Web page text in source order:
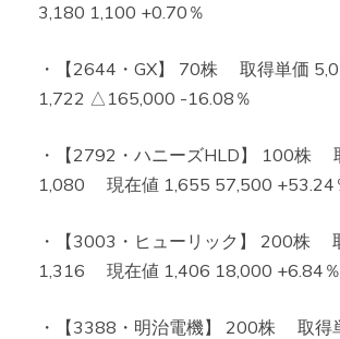
3,180 1,100 +0.70％
・【2644・GX】 70株 取得単価
1,722 △165,000 -16.08％
・【2792・ハニーズHLD】 100株
1,080 現在値 1,655 57,500 +53.24
・【3003・ヒューリック】 200株
1,316 現在値 1,406 18,000 +6.84％
・【3388・明治電機】 200株 取